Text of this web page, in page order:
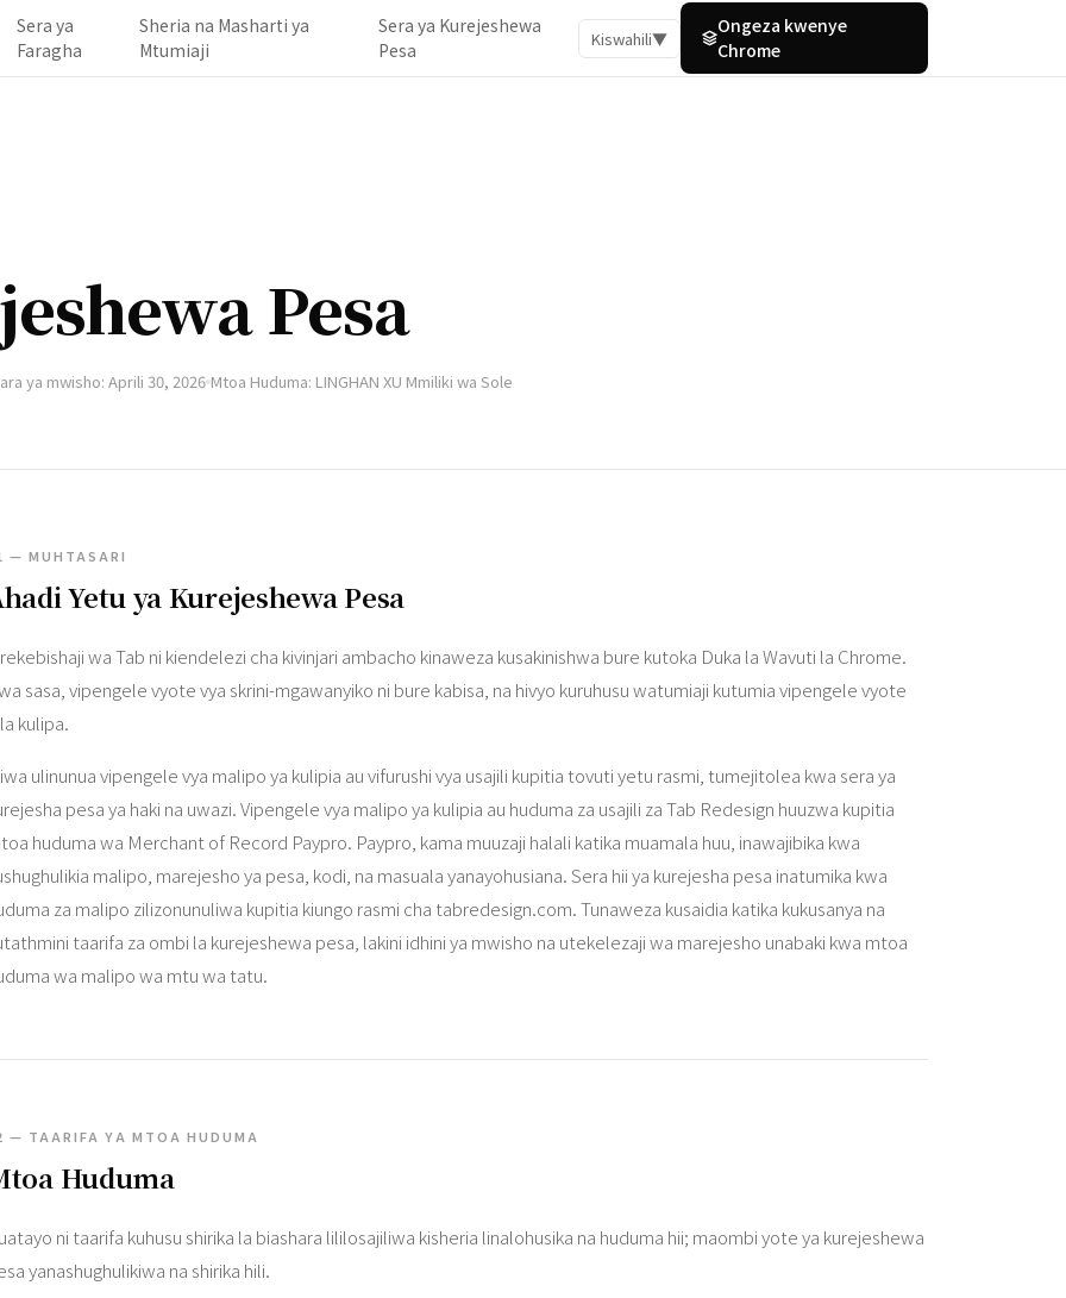
Sera ya
Faragha
Sheria na Masharti ya
Mtumiaji
Sera ya Kurejeshewa
Pesa
Kiswahili▼
Ongeza kwenye
Chrome
Pesa
ya mwisho: Aprili 30, 2026 Mtoa Huduma: LINGHAN XU Mmiliki wa Sole
— MUHTASARI
Yetu ya Kurejeshewa Pesa
wa Tab ni kiendelezi cha kivinjari ambacho kinaweza kusakinishwa bure kutoka Duka la Wavuti la Chrome.
sasa, vipengele vyote vya skrini-mgawanyiko ni bure kabisa, na hivyo kuruhusu watumiaji kutumia vipengele vyote
kulipa.
ulinunua vipengele vya malipo ya kulipia au vifurushi vya usajili kupitia tovuti yetu rasmi, tumejitolea kwa sera ya
pesa ya haki na uwazi. Vipengele vya malipo ya kulipia au huduma za usajili za Tab Redesign huuzwa kupitia
huduma wa Merchant of Record Paypro. Paypro, kama muuzaji halali katika muamala huu, inawajibika kwa
malipo, marejesho ya pesa, kodi, na masuala yanayohusiana. Sera hii ya kurejesha pesa inatumika kwa
za malipo zilizonunuliwa kupitia kiungo rasmi cha tabredesign.com. Tunaweza kusaidia katika kukusanya na
taarifa za ombi la kurejeshewa pesa, lakini idhini ya mwisho na utekelezaji wa marejesho unabaki kwa mtoa
wa malipo wa mtu wa tatu.
— TAARIFA YA MTOA HUDUMA
Huduma
ni taarifa kuhusu shirika la biashara lililosajiliwa kisheria linalohusika na huduma hii; maombi yote ya kurejeshewa
yanashughulikiwa na shirika hili.